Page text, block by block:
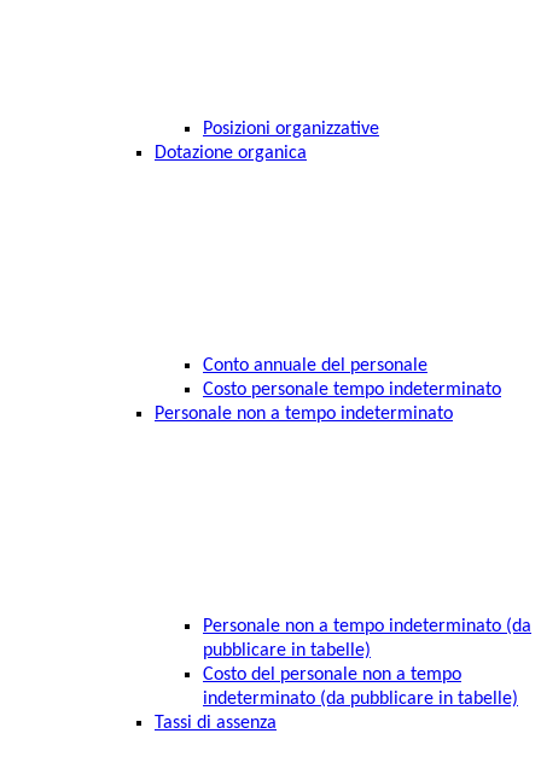
Posizioni organizzative
Dotazione organica
Conto annuale del personale
Costo personale tempo indeterminato
Personale non a tempo indeterminato
Personale non a tempo indeterminato (da
pubblicare in tabelle)
Costo del personale non a tempo
indeterminato (da pubblicare in tabelle)
Tassi di assenza